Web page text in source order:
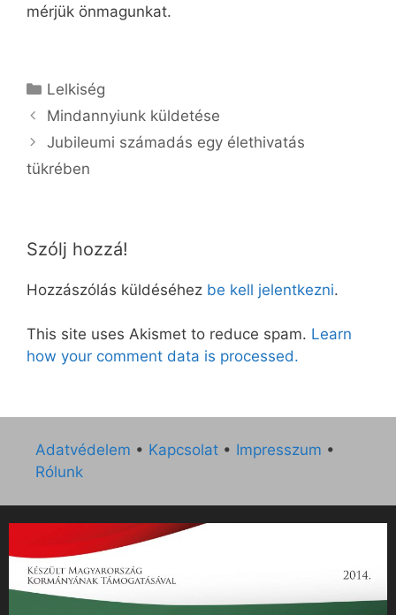
mérjük önmagunkat.
Kategória
Lelkiség
Mindannyiunk küldetése
Jubileumi számadás egy élethivatás
tükrében
Szólj hozzá!
Hozzászólás küldéséhez be kell jelentkezni.
This site uses Akismet to reduce spam. Learn
how your comment data is processed.
Adatvédelem • Kapcsolat • Impresszum •
Rólunk